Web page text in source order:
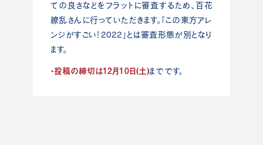
ての良さなどをフラットに審査するため、百花
繚乱さんに行っていただきます。
「この東方アレ
ンジがすごい！2022」とは審査形態が別となり
ます。
・投稿の締切は12月10日(土)までです。